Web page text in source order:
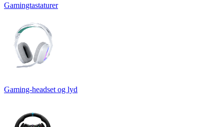
Gamingtastaturer
Gaming-headset og lyd